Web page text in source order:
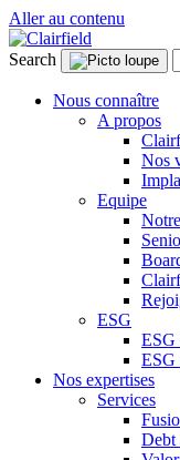
Aller au contenu
Search
Nous connaître
A propos
Nos
Equipe
ESG
ESG
ESG
Nos expertises
Services
Debt